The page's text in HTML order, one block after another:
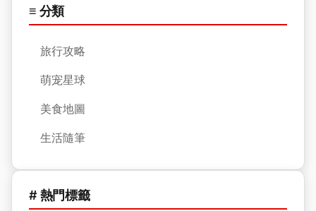
≡ 分類
旅行攻略
萌宠星球
美食地圖
生活隨筆
# 熱門標籤